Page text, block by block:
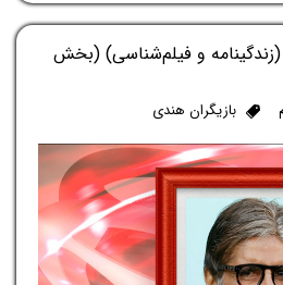
(زندگینامه و فیلم‌شناسی) (بخش
بازیگران هندی